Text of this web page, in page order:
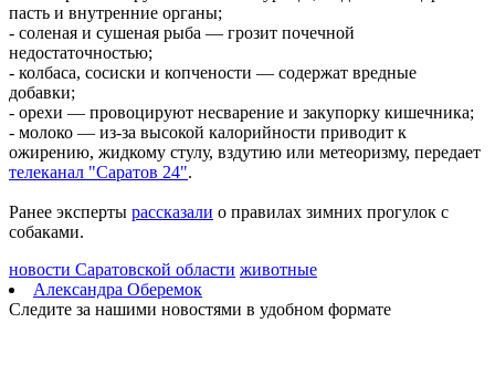
07.08.2026 | 17:56
Забота о здоровье ветеранов – один из приоритетов: Вячеслав
Федорищев – о расширении географии диспансеризации
участников СВО
07.08.2026 | 17:55
Самарские строители отмечают профессиональный праздник
07.08.2026 | 17:49
В ГД предложили увеличить МРОТ до 50 000 рублей
07.08.2026 | 17:25
Шостакович и сказки: в Самаре прошел необычный концерт
07.08.2026 | 17:05
Реализация масштабных задач отрасли: Вячеслав Федорищев
вручил государственные и региональные награды в
преддверии Дня строителя
07.08.2026 | 17:04
Вместе на страже порядка: вклад добровольных народных
дружин в безопасность Самарской области
пасть и внутренние органы;
- соленая и сушеная рыба — грозит почечной
недостаточностью;
- колбаса, сосиски и копчености — содержат вредные
добавки;
- орехи — провоцируют несварение и закупорку кишечника;
- молоко — из-за высокой калорийности приводит к
ожирению, жидкому стулу, вздутию или метеоризму, передает
телеканал "Саратов 24".
Ранее эксперты рассказали о правилах зимних прогулок с
собаками.
новости Саратовской области животные
Александра Оберемок
Следите за нашими новостями в удобном формате